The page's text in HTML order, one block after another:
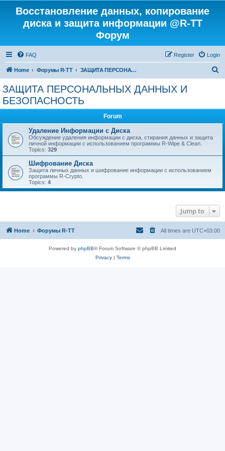
Восстановление данных, копирование
диска и защита информации @R-TT
Форум
FAQ Login
Register
Home Форумы R-TT ЗАЩИТА ПЕРСОНАЛЬНЫХ ДАННЫХ И БЕЗОПАСНОСТЬ
ЗАЩИТА ПЕРСОНАЛЬНЫХ ДАННЫХ И
БЕЗОПАСНОСТЬ
Forum
Удаление Информации с Диска
Обсуждение удаления информации с диска, стирания данных и защита
личной информации с использованием программы R-Wipe & Clean.
Topics: 329
Шифрование Диска
Защита личных данных и шифрование информации с использованием
программы R-Crypto.
Topics: 4
Jump to
Home Форумы R-TT All times are UTC+03:00
Powered by phpBB® Forum Software © phpBB Limited
Privacy| Terms